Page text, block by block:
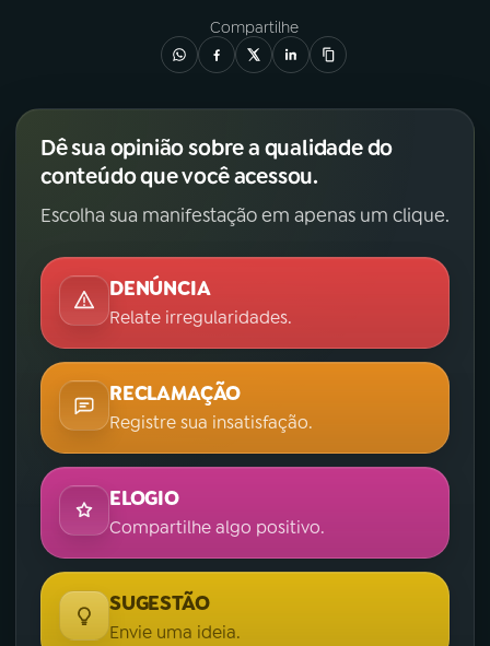
Compartilhe
Dê sua opinião sobre a qualidade do
conteúdo que você acessou.
Escolha sua manifestação em apenas um clique.
DENÚNCIA
Relate irregularidades.
RECLAMAÇÃO
Registre sua insatisfação.
ELOGIO
Compartilhe algo positivo.
SUGESTÃO
Envie uma ideia.